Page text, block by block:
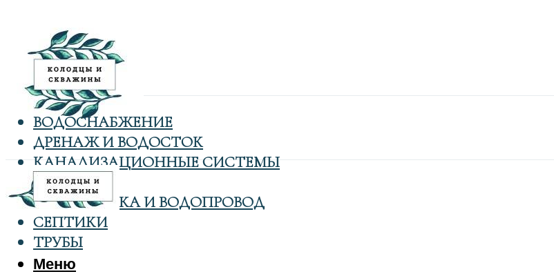
ВОДОСНАБЖЕНИЕ
ДРЕНАЖ И ВОДОСТОК
КАНАЛИЗАЦИОННЫЕ СИСТЕМЫ
КОЛОДЦЫ
САНТЕХНИКА И ВОДОПРОВОД
СЕПТИКИ
ТРУБЫ
Меню